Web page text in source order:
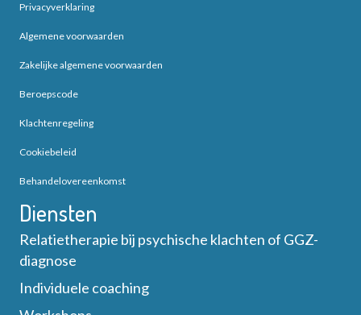
Privacyverklaring
Algemene voorwaarden
Zakelijke algemene voorwaarden
Beroepscode
Klachtenregeling
Cookiebeleid
Behandelovereenkomst
Diensten
Relatietherapie bij psychische klachten of GGZ-
diagnose
Individuele coaching